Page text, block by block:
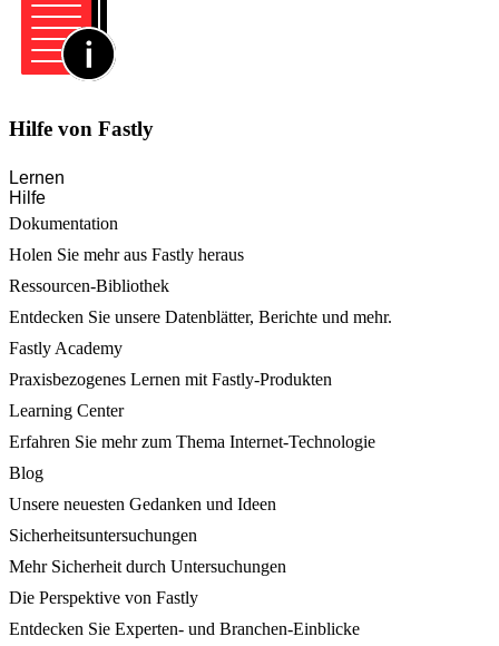
Hilfe von Fastly
Lernen
Hilfe
Dokumentation
Holen Sie mehr aus Fastly heraus
Ressourcen-Bibliothek
Entdecken Sie unsere Datenblätter, Berichte und mehr.
Fastly Academy
Praxisbezogenes Lernen mit Fastly-Produkten
Learning Center
Erfahren Sie mehr zum Thema Internet-Technologie
Blog
Unsere neuesten Gedanken und Ideen
Sicherheitsuntersuchungen
Mehr Sicherheit durch Untersuchungen
Die Perspektive von Fastly
Entdecken Sie Experten- und Branchen-Einblicke